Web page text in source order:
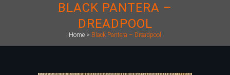
BLACK PANTERA –
DREADPOOL
Home > Black Pantera – Dreadpool